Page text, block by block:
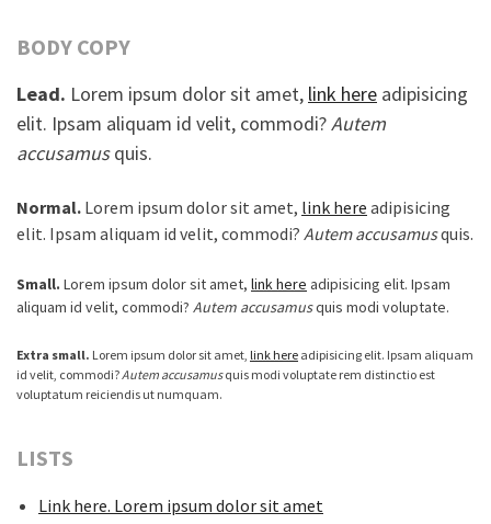
BODY COPY
Lead. Lorem ipsum dolor sit amet, link here adipisicing
elit. Ipsam aliquam id velit, commodi?Autem
accusamusquis.
Normal. Lorem ipsum dolor sit amet, link here adipisicing
elit. Ipsam aliquam id velit, commodi? Autem accusamusquis.
Small. Lorem ipsum dolor sit amet, link here adipisicing elit. Ipsam
aliquam id velit, commodi? Autem accusamusquis modi voluptate.
Extra small. Lorem ipsum dolor sit amet, link here adipisicing elit. Ipsam aliquam
id velit, commodi?Autem accusamusquis modi voluptate rem distinctio est
voluptatum reiciendis ut numquam.
LISTS
Link here. Lorem ipsum dolor sit amet